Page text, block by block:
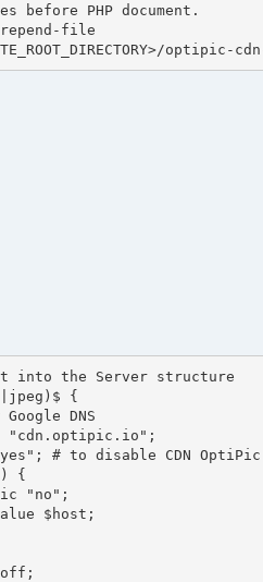
PHP document.
file
into the Server structure
{
Google DNS
"cdn.optipic.io";
# to disable CDN
{
"no";
$host;